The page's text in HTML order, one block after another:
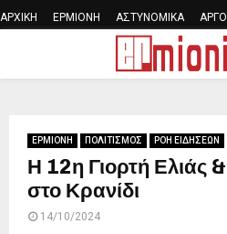
ΑΡΧΙΚΗ ΕΡΜΙΟΝΗ ΑΣΤΥΝΟΜΙΚΑ
ΕΡΜΙΟΝΗ ΠΟΛΙΤΙΣΜΟΣ ΡΟΗ ΕΙΔΗΣΕΩΝ
Η 12η Γιορτή Ελιάς
στο Κρανίδι
14/10/2024